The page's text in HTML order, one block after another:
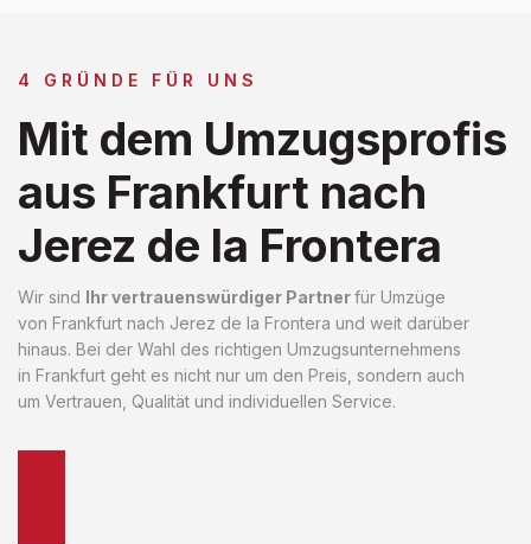
4 GRÜNDE FÜR UNS
Mit dem Umzugsprofis
aus Frankfurt nach
Jerez de la Frontera
Wir sind Ihr vertrauenswürdiger Partnerfür Umzüge
von Frankfurt nach Jerez de la Frontera und weit darüber
hinaus. Bei der Wahl des richtigen Umzugsunternehmens
in Frankfurt geht es nicht nur um den Preis, sondern auch
um Vertrauen, Qualität und individuellen Service.